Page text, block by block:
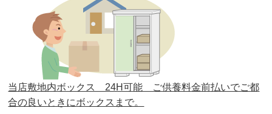
第26回人形供養祭平成28年12月15日(木)
第25回人形供養祭 平成28年6月16日(木)
第24回人形供養祭 平成27年11月27日
第23回人形供養祭平成26年12月5日
第22回人形供養祭平成26年4月28日
当店敷地内ボックス 24H可能 ご供養料金前払いでご都
合の良いときにボックスまで。